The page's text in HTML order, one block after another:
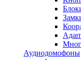
Аудиодомофоны